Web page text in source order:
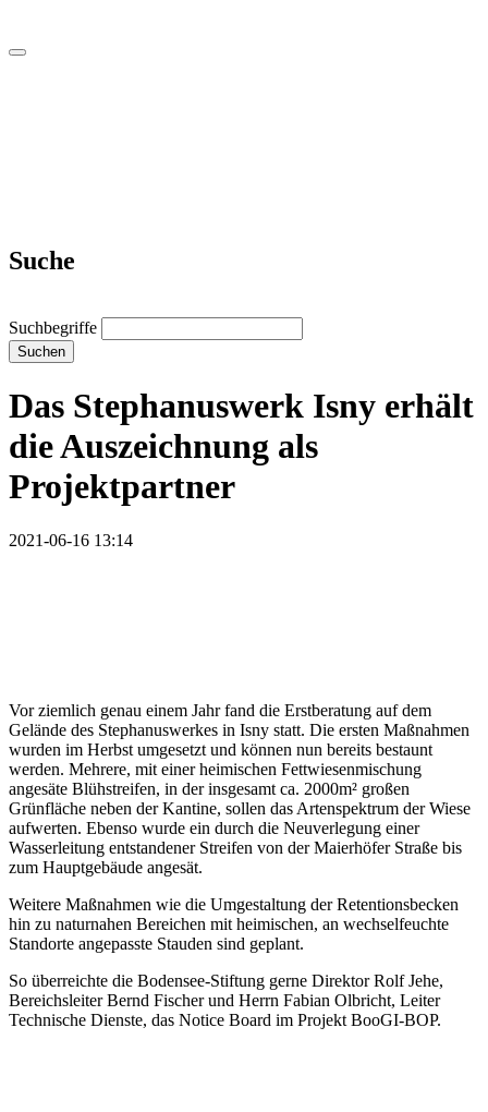
Suche
Suchbegriffe
Suchen
Das Stephanuswerk Isny erhält
die Auszeichnung als
Projektpartner
2021-06-16 13:14
Vor ziemlich genau einem Jahr fand die Erstberatung auf dem
Gelände des Stephanuswerkes in Isny statt. Die ersten Maßnahmen
wurden im Herbst umgesetzt und können nun bereits bestaunt
werden. Mehrere, mit einer heimischen Fettwiesenmischung
angesäte Blühstreifen, in der insgesamt ca. 2000m² großen
Grünfläche neben der Kantine, sollen das Artenspektrum der Wiese
aufwerten. Ebenso wurde ein durch die Neuverlegung einer
Wasserleitung entstandener Streifen von der Maierhöfer Straße bis
zum Hauptgebäude angesät.
Weitere Maßnahmen wie die Umgestaltung der Retentionsbecken
hin zu naturnahen Bereichen mit heimischen, an wechselfeuchte
Standorte angepasste Stauden sind geplant.
So überreichte die Bodensee-Stiftung gerne Direktor Rolf Jehe,
Bereichsleiter Bernd Fischer und Herrn Fabian Olbricht, Leiter
Technische Dienste, das Notice Board im Projekt BooGI-BOP.